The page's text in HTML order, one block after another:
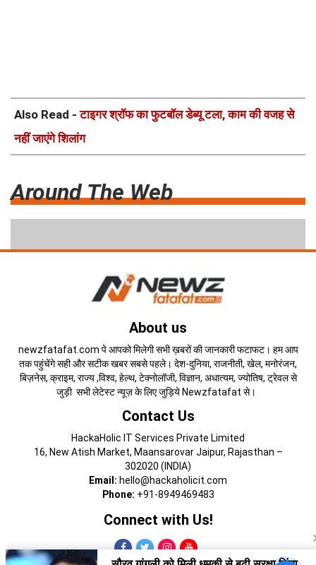
Also Read -टाइगर श्रॉफ का फुटबॉल डेब्यू टला, काम की वजह से
नहीं जाएंगे शिलांग
Around The Web
About us
newzfatafat.com पे आपको मिलेगी सभी ख़बरों की जानकारी फटाफट। हम आप
तक पहुंचेंगे सही और सटीक खबर सबसे पहले। देश-दुनिया, राजनीती, खेल, मनोरंजन,
बिज़नेस, क्राइम, राज्य ,विश्व, हेल्थ, टेक्नोलॉजी, विज्ञान, अधात्यम, ज्योतिष, ट्रेवल से
जुड़ी सभी लेटेस्ट न्यूज़ के लिए जुड़िये Newzfatafat से।
Contact Us
HackaHolic IT Services Private Limited
16, New Atish Market, Maansarovar Jaipur, Rajasthan –
302020 (INDIA)
Email: hello@hackaholicit.com
Phone: +91-8949469483
Connect with Us!